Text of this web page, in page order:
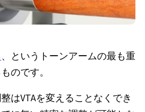
、というトーンアームの最も重
のです。
はVTAを変えることなくでき